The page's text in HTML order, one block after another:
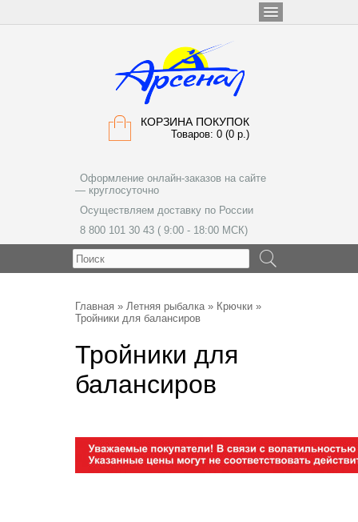
КОРЗИНА ПОКУПОК
Товаров: 0 (0 р.)
Оформление онлайн-заказов на сайте
— круглосуточно
Осуществляем доставку по России
8 800 101 30 43 ( 9:00 - 18:00 МСК)
Главная » Летняя рыбалка» Крючки »
Тройники для балансиров
Тройники для
балансиров